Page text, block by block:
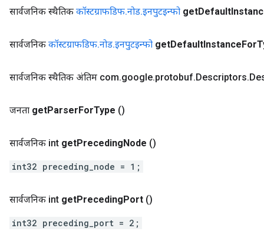
सार्वजनिक स्थैतिक कॉस्टग्राफडिफ.नोड.इनपुटइन्फो getDefault
सार्वजनिक कॉस्टग्राफडिफ.नोड.इनपुटइन्फो getDefaultInstanceFor
सार्वजनिक स्थैतिक अंतिम com.google.protobuf.Descriptors.
जनता getParserForType ()
सार्वजनिक int getPrecedingNode ()
int32 preceding_node = 1;
सार्वजनिक int getPrecedingPort ()
int32 preceding_port = 2;